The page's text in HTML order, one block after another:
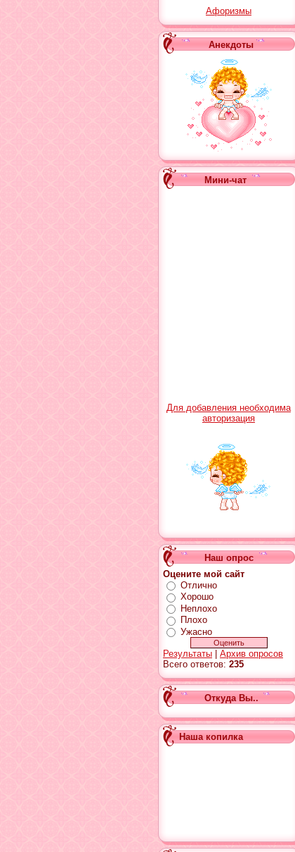
Афоризмы
Анекдоты
Мини-чат
Для добавления необходима
авторизация
Наш опрос
Оцените мой сайт
Отлично
Хорошо
Неплохо
Плохо
Ужасно
Результаты
Архив опросов
Всего ответов: 235
Откуда Вы..
Наша копилка